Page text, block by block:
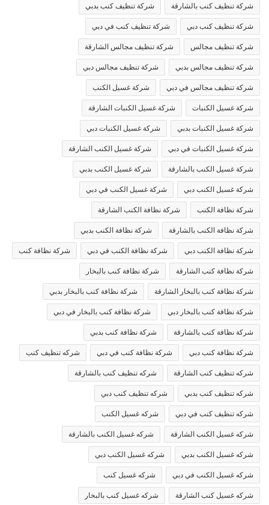
شركة تنظيف كنب بالشارقة شركة تنظيف كنب بدبي
شركة تنظيف كنب دبي شركة تنظيف كنب في دبي
شركة تنظيف مجالس شركة تنظيف مجالس الشارقة
شركة تنظيف مجالس بدبي شركة تنظيف مجالس دبي
شركة تنظيف مجالس في دبي شركة غسيل الكنب
شركة غسيل الكنبات شركة غسيل الكنبات الشارقة
شركة غسيل الكنبات بدبي شركة غسيل الكنبات دبي
شركة غسيل الكنبات في دبي شركة غسيل الكنب الشارقة
شركة غسيل الكنب بالشارقة شركة غسيل الكنب بدبي
شركة غسيل الكنب دبي شركة غسيل الكنب في دبي
شركة نظافة الكنب شركة نظافة الكنب الشارقة
شركة نظافة الكنب بالشارقة شركة نظافة الكنب بدبي
شركة نظافة الكنب دبي شركة نظافة الكنب في دبي شركة نظافة كنب
شركة نظافة كنب الشارقة شركة نظافة كنب بالبخار
شركة نظافة كنب بالبخار الشارقة شركة نظافة كنب بالبخار بدبي
شركة نظافة كنب بالبخار دبي شركة نظافة كنب بالبخار في دبي
شركة نظافة كنب بالشارقة شركة نظافة كنب بدبي
شركة نظافة كنب دبي شركة نظافة كنب في دبي شركه تنظيف كنب
شركه تنظيف كنب الشارقة شركه تنظيف كنب بالشارقة
شركه تنظيف كنب بدبي شركه تنظيف كنب دبي
شركه تنظيف كنب في دبي شركه غسيل الكنب
شركه غسيل الكنب الشارقة شركه غسيل الكنب بالشارقة
شركه غسيل الكنب بدبي شركه غسيل الكنب دبي
شركه غسيل الكنب في دبي شركه غسيل كنب
شركه غسيل كنب الشارقة شركه غسيل كنب بالبخار